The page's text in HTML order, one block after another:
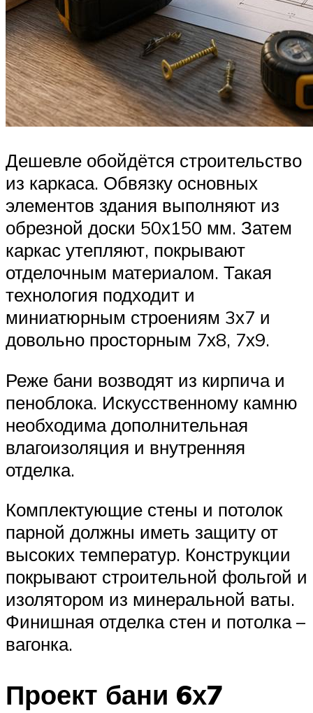
Дешевле обойдётся строительство
из каркаса. Обвязку основных
элементов здания выполняют из
обрезной доски 50х150 мм. Затем
каркас утепляют, покрывают
отделочным материалом. Такая
технология подходит и
миниатюрным строениям 3х7 и
довольно просторным 7х8, 7х9.
Реже бани возводят из кирпича и
пеноблока. Искусственному камню
необходима дополнительная
влагоизоляция и внутренняя
отделка.
Комплектующие стены и потолок
парной должны иметь защиту от
высоких температур. Конструкции
покрывают строительной фольгой и
изолятором из минеральной ваты.
Финишная отделка стен и потолка –
вагонка.
Проект бани 6х7